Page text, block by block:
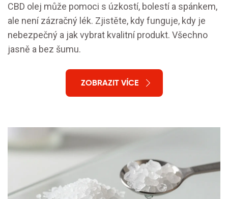
CBD olej může pomoci s úzkostí, bolestí a spánkem,
ale není zázračný lék. Zjistěte, kdy funguje, kdy je
nebezpečný a jak vybrat kvalitní produkt. Všechno
jasně a bez šumu.
ZOBRAZIT VÍCE